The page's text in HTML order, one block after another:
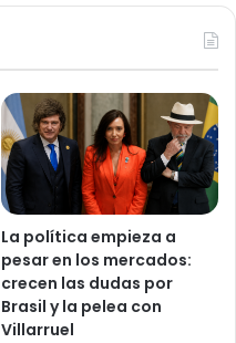
La política empieza a
pesar en los mercados:
crecen las dudas por
Brasil y la pelea con
Villarruel